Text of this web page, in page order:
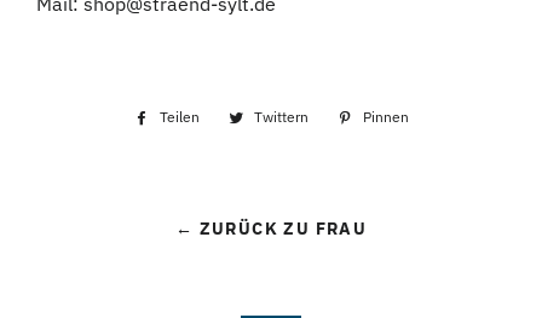
Teilen
Auf
Twittern
Auf
Pinnen
← ZURÜCK ZU FRAU